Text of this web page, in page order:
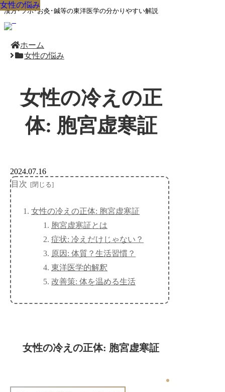
漢方･ツボ･お灸･鍼等の東洋医学の分かりやすい解説
ホーム
女性の悩み
女性の冷えの正
体: 胞宮虚寒証
女性の悩み
2024.07.16
目次
女性の冷えの正体: 胞宮虚寒証
胞宮虚寒証とは
症状: 冷えだけじゃない？
原因: 体質？生活習慣？
東洋医学的解釈
改善策: 体を温める生活
女性の冷えの正体: 胞宮虚寒証
女性の悩み
女性の悩み
女性の悩み
女性の悩み
女性の悩み
女性の悩み
女性の悩み
女性の悩み